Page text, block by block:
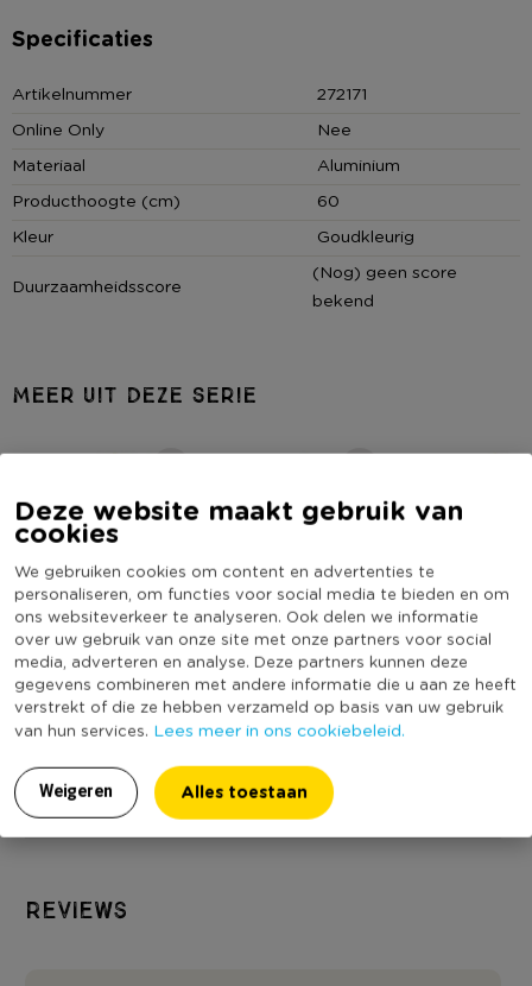
Deze website maakt gebruik van
cookies
We gebruiken cookies om content en advertenties te
personaliseren, om functies voor social media te bieden en om
ons websiteverkeer te analyseren. Ook delen we informatie
over uw gebruik van onze site met onze partners voor social
media, adverteren en analyse. Deze partners kunnen deze
gegevens combineren met andere informatie die u aan ze heeft
verstrekt of die ze hebben verzameld op basis van uw gebruik
van hun services. Lees meer in ons cookiebeleid.
Weigeren Alles toestaan
* Alluminium ballon
* Cijfers
* 60 cm
Specificaties
Artikelnummer
272171
Online Only
Nee
Materiaal
Aluminium
Producthoogte (cm)
60
Kleur
Goudkleurig
Duurzaamheidsscore
(Nog) geen score
bekend
MEER UIT DEZE SERIE
Folie ballon XL -
cijfer 5 - 60 cm
(3)
Folie ballon XL -
cijfer 9 - 60 cm
Niet online
Folie ballon
cijfer 8 - 60
Niet online
Reviews